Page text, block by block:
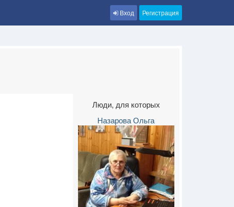
Вход Регистрация
Люди, для которых
Назарова Ольга